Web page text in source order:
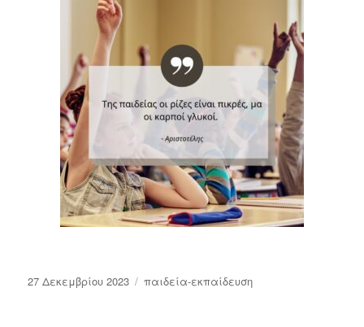
Δημοσιεύτηκε
27 Δεκεμβρίου 2023 Κατηγορίες
παιδεία-εκπαίδευση